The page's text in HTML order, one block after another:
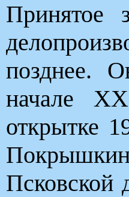
Принятое
позднее.
начале
открытке
Псковской